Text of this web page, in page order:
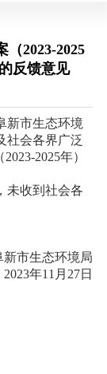
（2023-2025
反馈意见
新市生态环境
社会各界广泛
2025年）
未收到社会各
新市生态环境局
2023年11月27日